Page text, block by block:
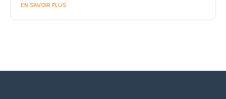
EN SAVOIR PLUS